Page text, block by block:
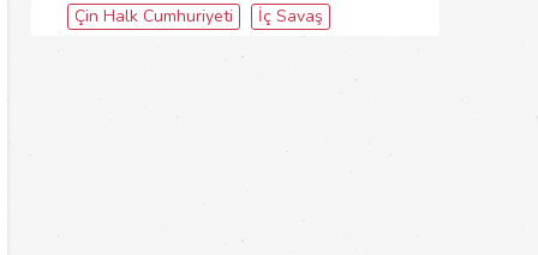
Çin Halk Cumhuriyeti
İç Savaş